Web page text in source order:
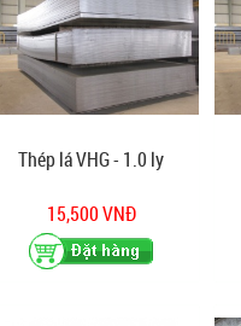
Thép lá VHG - 1.0 ly
15,500 VNĐ